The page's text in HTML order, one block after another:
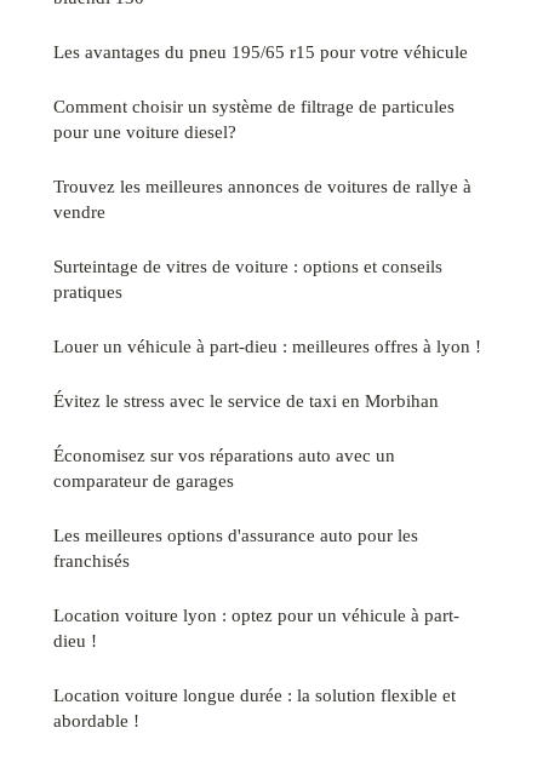
Les avantages du pneu 195/65 r15 pour votre véhicule
Comment choisir un système de filtrage de particules
pour une voiture diesel?
Trouvez les meilleures annonces de voitures de rallye à
vendre
Surteintage de vitres de voiture : options et conseils
pratiques
Louer un véhicule à part-dieu : meilleures offres à lyon !
Évitez le stress avec le service de taxi en Morbihan
Économisez sur vos réparations auto avec un
comparateur de garages
Les meilleures options d'assurance auto pour les
franchisés
Location voiture lyon : optez pour un véhicule à part-
dieu !
Location voiture longue durée : la solution flexible et
abordable !